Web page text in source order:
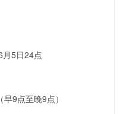
5日24点
9点至晚9点）